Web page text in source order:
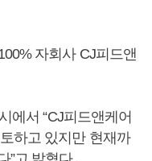
자회사 CJ피드앤
에서 “CJ피드앤케어
하고 있지만 현재까